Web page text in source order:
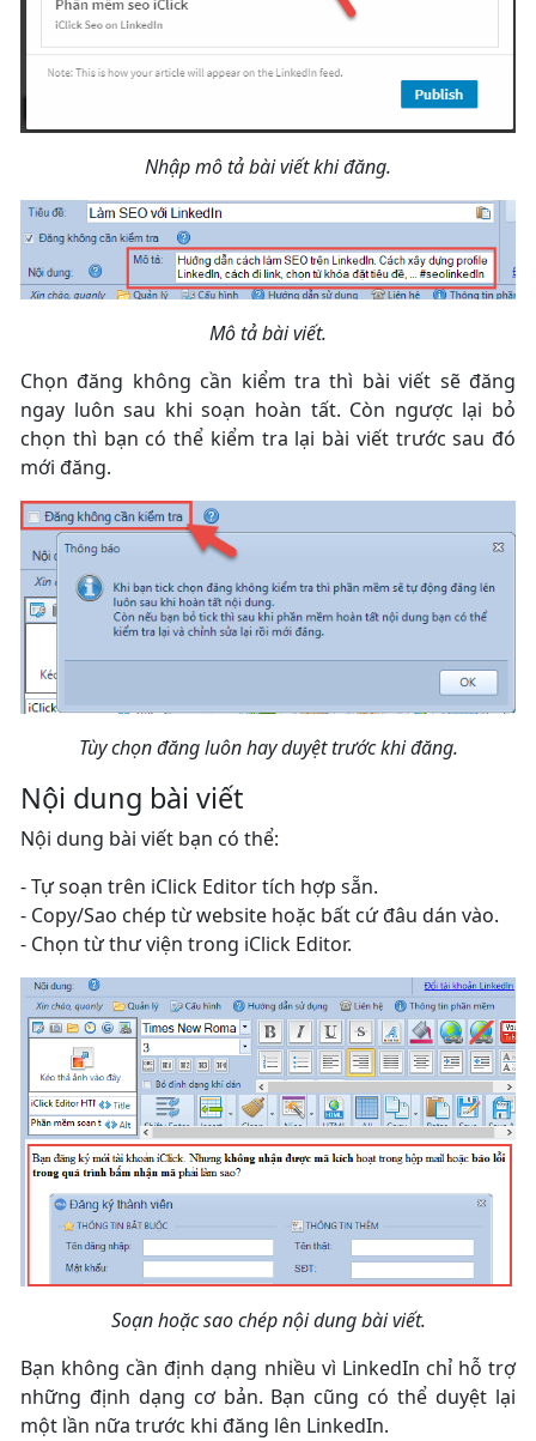
Nhập mô tả bài viết khi đăng.
Mô tả bài viết.
Chọn đăng không cần kiểm tra thì bài viết sẽ đăng
ngay luôn sau khi soạn hoàn tất. Còn ngược lại bỏ
chọn thì bạn có thể kiểm tra lại bài viết trước sau đó
mới đăng.
Tùy chọn đăng luôn hay duyệt trước khi đăng.
Nội dung bài viết
Nội dung bài viết bạn có thể:
- Tự soạn trên iClick Editor tích hợp sẵn.
- Copy/Sao chép từ website hoặc bất cứ đâu dán vào.
- Chọn từ thư viện trong iClick Editor.
Soạn hoặc sao chép nội dung bài viết.
Bạn không cần định dạng nhiều vì LinkedIn chỉ hỗ trợ
những định dạng cơ bản. Bạn cũng có thể duyệt lại
một lần nữa trước khi đăng lên LinkedIn.